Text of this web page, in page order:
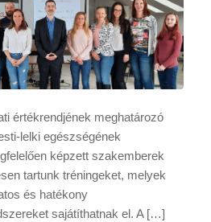
értékrendjének meghatározó
lelki egészségének
képzett szakemberek
tartunk tréningeket, melyek
és hatékony
sajátíthatnak el. A […]